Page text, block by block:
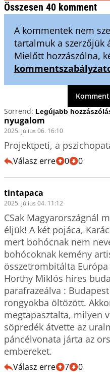
Összesen 40 komment
A kommentek nem
tartalmuk a szerzőjük
Mielőtt hozzászólna,
Sorrend:
nyugalom
2025. július 06. 16:10
Projektpeti, a
Válasz erre 0 0
tintapaca
2025. július 04. 11:12
CSak Magyarországnál
éljük! A két pojáca,
mert bohócnak nem
bohócoknak kemény
összetrombitálta
Horthy Miklós híres
parafrazeálva :
rongyokba öltözött.
megtapasztalta, milyen
söpredék átvette az
páncélvonata járta az
embereket.
Válasz erre 7 0